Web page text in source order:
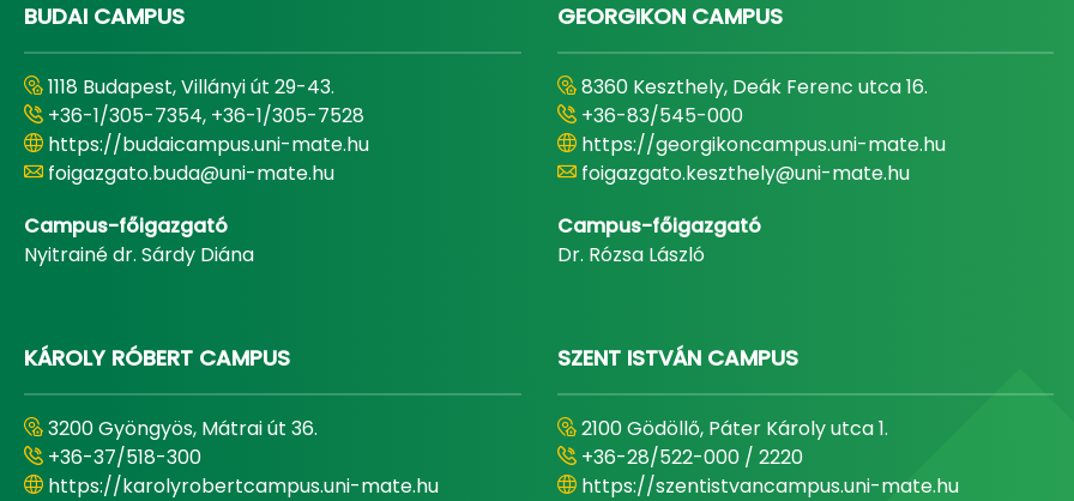
BUDAI CAMPUS
1118 Budapest, Villányi út 29-43.
+36-1/305-7354, +36-1/305-7528
https://budaicampus.uni-mate.hu
foigazgato.buda@uni-mate.hu
Campus-főigazgató
Nyitrainé dr. Sárdy Diána
GEORGIKON CAMPUS
8360 Keszthely, Deák Ferenc utca 16.
+36-83/545-000
https://georgikoncampus.uni-mate.hu
foigazgato.keszthely@uni-mate.hu
Campus-főigazgató
Dr. Rózsa László
KÁROLY RÓBERT CAMPUS
3200 Gyöngyös, Mátrai út 36.
+36-37/518-300
https://karolyrobertcampus.uni-mate.hu
SZENT ISTVÁN CAMPUS
2100 Gödöllő, Páter Károly utca 1.
+36-28/522-000 / 2220
https://szentistvancampus.uni-mate.hu